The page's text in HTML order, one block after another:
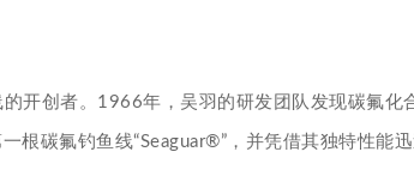
开创者。1966年，吴羽的研发团队发现碳氟
碳氟钓鱼线“Seaguar®”，并凭借其独特性能迅